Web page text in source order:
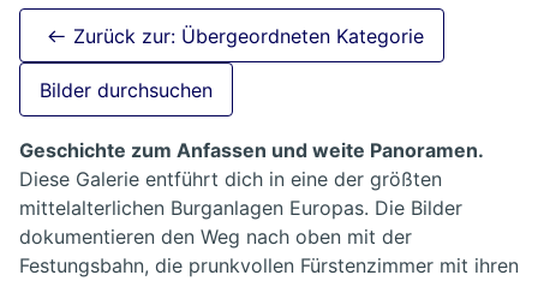
Zurück zur: Übergeordneten Kategorie
Bilder durchsuchen
Geschichte zum Anfassen und weite Panoramen.
Diese Galerie entführt dich in eine der größten
mittelalterlichen Burganlagen Europas. Die Bilder
dokumentieren den Weg nach oben mit der
Festungsbahn, die prunkvollen Fürstenzimmer mit ihren